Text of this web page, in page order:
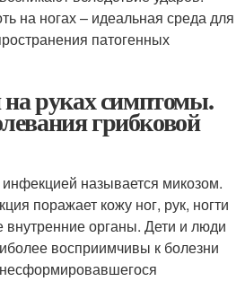
на ногах – идеальная среда для
патогенных
на руках симптомы.
грибковой
называется микозом.
поражает кожу ног, рук, ногти
внутренние органы. Дети и люди
восприимчивы к болезни